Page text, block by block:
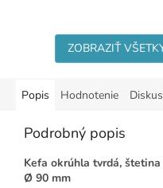
ZOBRAZIŤ
Popis Hodnotenie
Podrobný popis
Kefa okrúhla tvrdá,
Ø 90 mm